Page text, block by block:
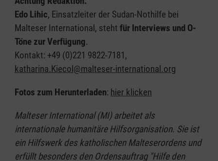
Edo Lihic, Einsatzleiter der Sudan-Nothilfe bei
Malteser International, steht für Interviews und O-
Töne zur Verfügung.
Kontakt: +49 (0)221 9822-7181,
katharina.Kiecol@malteser-international.org
Fotos zum Herunterladen: hier klicken
Malteser International (MI) arbeitet als
internationale humanitäre Hilfsorganisation. Sie ist
ein Hilfswerk des katholischen Malteserordens und
erfüllt besonders den Ordensauftrag "Hilfe den